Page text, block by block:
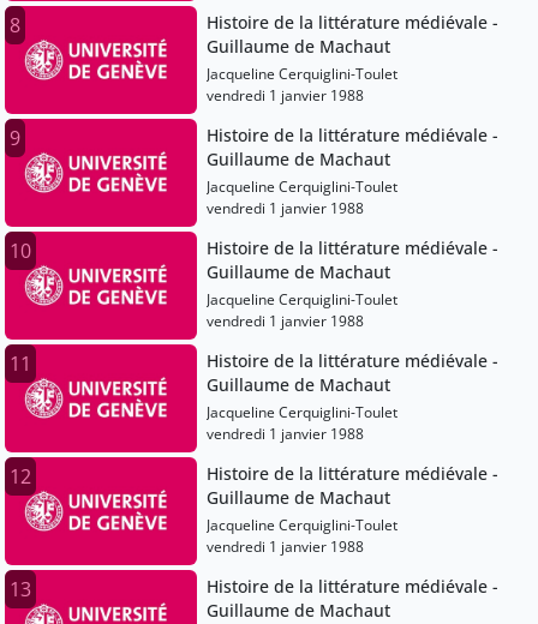
8
Histoire de la littérature médiévale -
Guillaume de Machaut
Jacqueline Cerquiglini-Toulet
vendredi 1 janvier 1988
9
Histoire de la littérature médiévale -
Guillaume de Machaut
Jacqueline Cerquiglini-Toulet
vendredi 1 janvier 1988
10
Histoire de la littérature médiévale -
Guillaume de Machaut
Jacqueline Cerquiglini-Toulet
vendredi 1 janvier 1988
11
Histoire de la littérature médiévale -
Guillaume de Machaut
Jacqueline Cerquiglini-Toulet
vendredi 1 janvier 1988
12
Histoire de la littérature médiévale -
Guillaume de Machaut
Jacqueline Cerquiglini-Toulet
vendredi 1 janvier 1988
13
Histoire de la littérature médiévale -
Guillaume de Machaut